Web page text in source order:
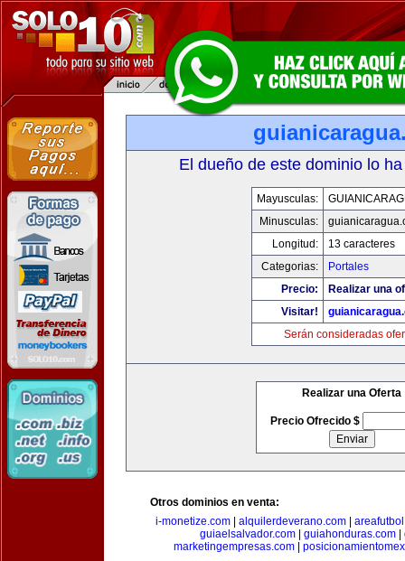
El dueño de este dominio lo
Mayusculas:
Minusculas:
Longitud:
13 caracteres
Categorias:
Portales
Precio:
Realizar una
Visitar!
Serán consideradas
Realizar una Oferta
Precio Ofrecido $
Otros dominios en venta:
i-monetize.com
alquilerdeverano.com
guiaelsalvador.com| guiahonduras.com|
marketingempresas.com